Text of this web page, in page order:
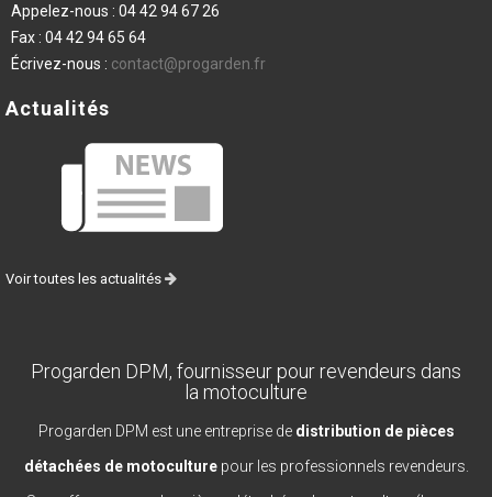
Appelez-nous : 04 42 94 67 26
Fax : 04 42 94 65 64
Écrivez-nous : contact@progarden.fr
Actualités
Voir toutes les actualités
Progarden DPM, fournisseur pour revendeurs dans
la motoculture
Progarden DPM est une entreprise de distribution de pièces
détachées de motoculturepour les professionnels revendeurs.